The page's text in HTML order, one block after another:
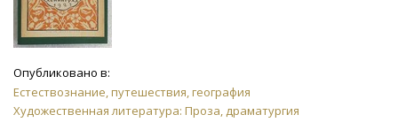
Опубликовано в:
Естествознание, путешествия, география
Художественная литература: Проза, драматургия